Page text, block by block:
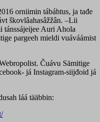
orniimin tábáhtus, ja tađe
škovlâahasâžžân. –Lii
tánssájeijee Auri Ahola
pargeeh mieldi vuáváámist
Čuávu Sämitige
já Instagram-siijđoid já
láá tääbbin: